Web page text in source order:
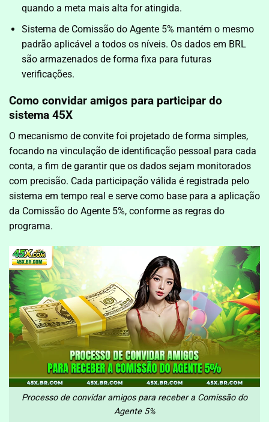
quando a meta mais alta for atingida.
Sistema de Comissão do Agente 5% mantém o mesmo
padrão aplicável a todos os níveis. Os dados em BRL
são armazenados de forma fixa para futuras
verificações.
Como convidar amigos para participar do
sistema 45X
O mecanismo de convite foi projetado de forma simples,
focando na vinculação de identificação pessoal para cada
conta, a fim de garantir que os dados sejam monitorados
com precisão. Cada participação válida é registrada pelo
sistema em tempo real e serve como base para a aplicação
da Comissão do Agente 5%, conforme as regras do
programa.
Processo de convidar amigos para receber a Comissão do
Agente 5%